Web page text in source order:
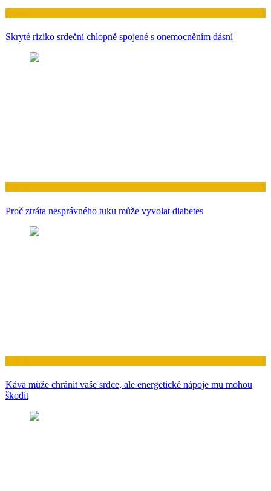
Skryté riziko srdeční chlopně spojené s onemocněním dásní
Proč ztráta nesprávného tuku může vyvolat diabetes
Káva může chránit vaše srdce, ale energetické nápoje mu mohou
škodit